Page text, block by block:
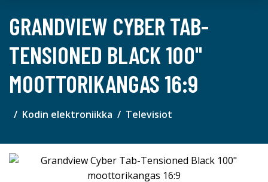
GRANDVIEW CYBER TAB-
TENSIONED BLACK 100"
MOOTTORIKANGAS 16:9
Kodin elektroniikka Televisiot